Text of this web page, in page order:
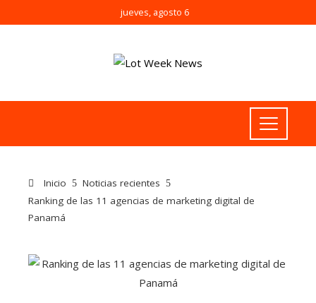
jueves, agosto 6
Inicio
Noticias recientes
Ranking de las 11 agencias de marketing digital de
Panamá